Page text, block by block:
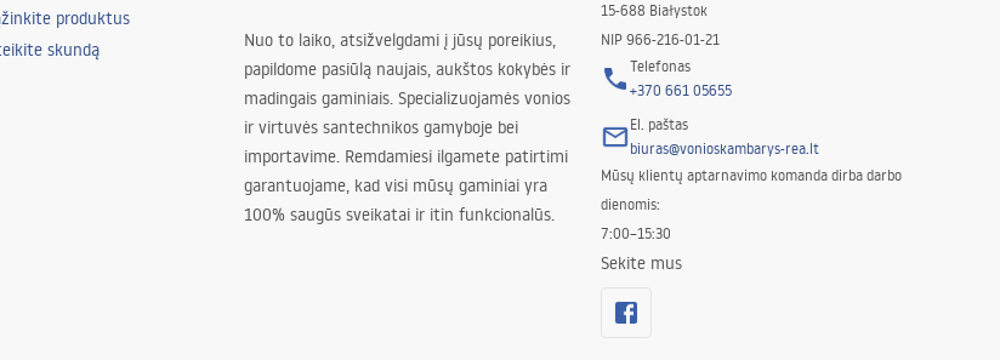
produktus
skundą
Nuo to laiko, atsižvelgdami į jūsų poreikius,
papildome pasiūlą naujais, aukštos kokybės ir
madingais gaminiais. Specializuojamės vonios
ir virtuvės santechnikos gamyboje bei
importavime. Remdamiesi ilgamete patirtimi
garantuojame, kad visi mūsų gaminiai yra
100% saugūs sveikatai ir itin funkcionalūs.
15-688 Białystok
NIP 966-216-01-21
Telefonas
+370 661 05655
El. paštas
biuras@vonioskambarys-rea.lt
Mūsų klientų aptarnavimo komanda dirba darbo
dienomis:
7:00–15:30
Sekite mus